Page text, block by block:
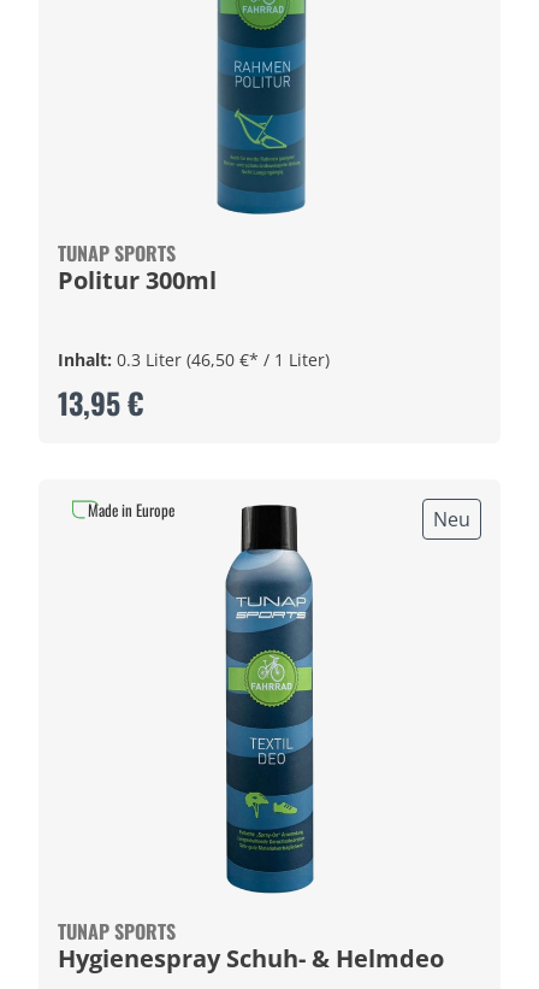
TUNAP SPORTS
Politur 300ml
Inhalt: 0.3 Liter (46,50 €* / 1 Liter)
13,95 €
Neu
TUNAP SPORTS
Hygienespray Schuh- & Helmdeo
Made in Europe